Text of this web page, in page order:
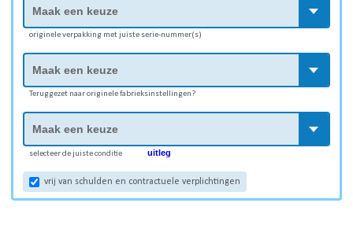
originele verpakking met juiste serie-nummer(s)
Teruggezet naar originele fabrieksinstellingen?
selecteer de juiste conditie uitleg
vrij van schulden en contractuele verplichtingen